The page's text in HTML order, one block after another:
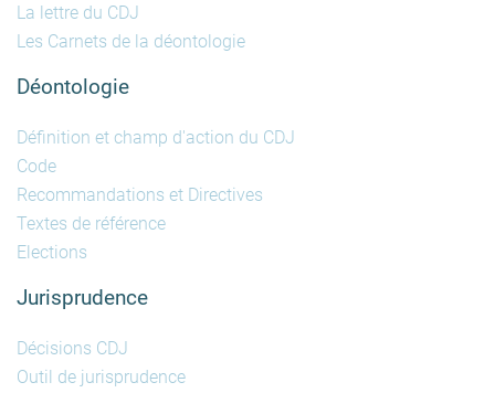
La lettre du CDJ
Les Carnets de la déontologie
Déontologie
Définition et champ d'action du CDJ
Code
Recommandations et Directives
Textes de référence
Elections
Jurisprudence
Décisions CDJ
Outil de jurisprudence